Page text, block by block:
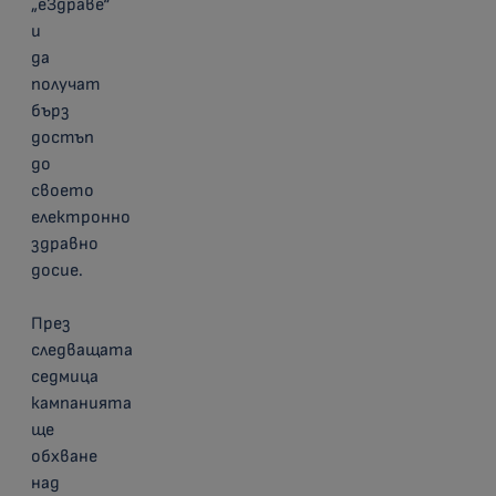
„еЗдраве“
и
да
получат
бърз
достъп
до
своето
електронно
здравно
досие.
През
следващата
седмица
кампанията
ще
обхване
над